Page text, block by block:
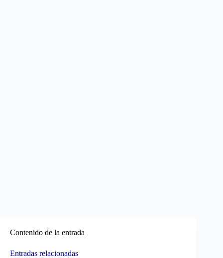
Contenido de la entrada
Entradas relacionadas